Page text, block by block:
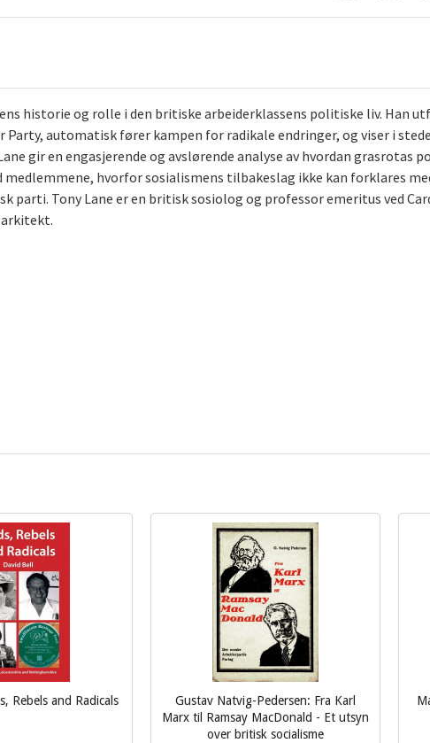
historie og rolle i den britiske arbeiderklassens politiske liv. Han
automatisk fører kampen for radikale endringer, og viser i
gir en engasjerende og avslørende analyse av hvordan grasrotas
hvorfor sosialismens tilbakeslag ikke kan forklares
Tony Lane er en britisk sosiolog og professor emeritus ved
Rebels and Radicals
Gustav Natvig-Pedersen: Fra Karl
Marx til Ramsay MacDonald - Et utsyn
over britisk socialisme